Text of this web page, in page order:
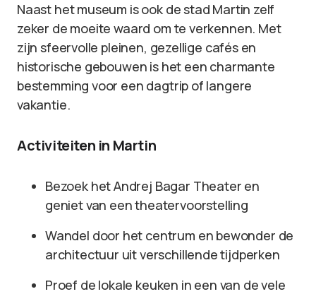
Naast het museum is ook de stad Martin zelf
zeker de moeite waard om te verkennen. Met
zijn sfeervolle pleinen, gezellige cafés en
historische gebouwen is het een charmante
bestemming voor een dagtrip of langere
vakantie.
Activiteiten in Martin
Bezoek het Andrej Bagar Theater en
geniet van een theatervoorstelling
Wandel door het centrum en bewonder de
architectuur uit verschillende tijdperken
Proef de lokale keuken in een van de vele